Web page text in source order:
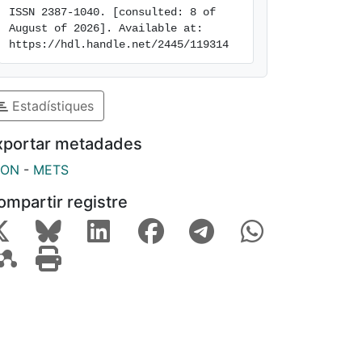
ISSN 2387-1040. [consulted: 8 of
August of 2026]. Available at:
https://hdl.handle.net/2445/119314
Estadístiques
metadades
- METS
registre